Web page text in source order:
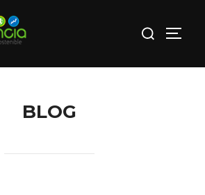
BLOG